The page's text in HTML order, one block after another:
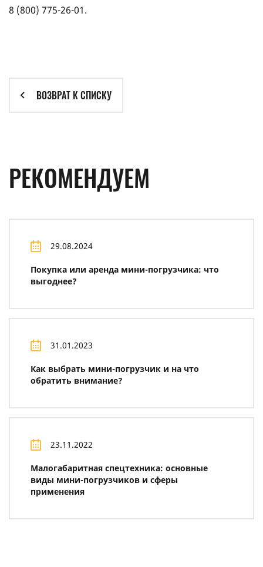
8 (800) 775-26-01.
ВОЗВРАТ К СПИСКУ
РЕКОМЕНДУЕМ
29.08.2024
Покупка или аренда мини-погрузчика: что
выгоднее?
31.01.2023
Как выбрать мини-погрузчик и на что
обратить внимание?
23.11.2022
Малогабаритная спецтехника: основные
виды мини-погрузчиков и сферы
применения